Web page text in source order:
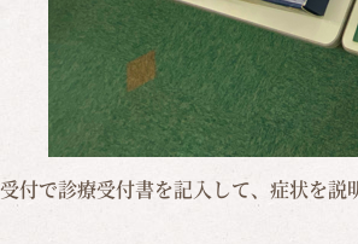
受付で診療受付書を記入して、症状を説